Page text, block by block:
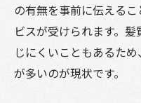
の有無を事前に伝える
ビスが受けられます。
じにくいこともあるた
が多いのが現状です。